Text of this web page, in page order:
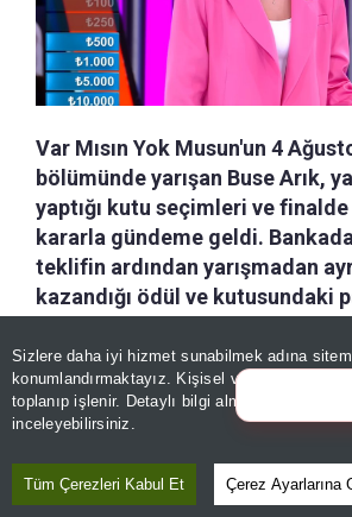
Sizlere daha iyi hizmet sunabilmek adına
konumlandırmaktayız. Kişisel verileriniz,
toplanıp işlenir. Detaylı bilgi almak için
inceleyebilirsiniz.
Tüm Çerezleri Kabul Et Çerez Ayarlarına
Var Mısın Yok Musun'un 4
bölümünde yarışan Buse Arık,
yaptığı kutu seçimleri ve
kararla gündeme geldi.
teklifin ardından yarışmadan
kazandığı ödül ve kutusundaki
Mısın Yok Musun Buse ne kadar
Kaydet a-|+A
Var Mısın Yok Musun'un 28.
Bugünün